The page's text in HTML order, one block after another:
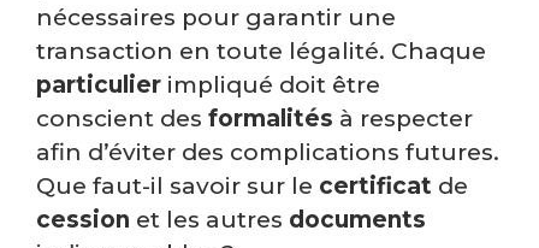
nécessaires pour garantir une
transaction en toute légalité. Chaque
particulier impliqué doit être
conscient des formalités à respecter
afin d’éviter des complications futures.
Que faut-il savoir sur le certificat de
cession et les autres documents